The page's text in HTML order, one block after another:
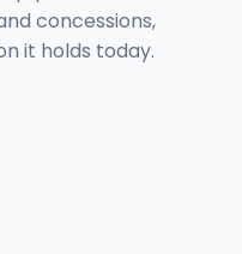
concessions,
it holds today.